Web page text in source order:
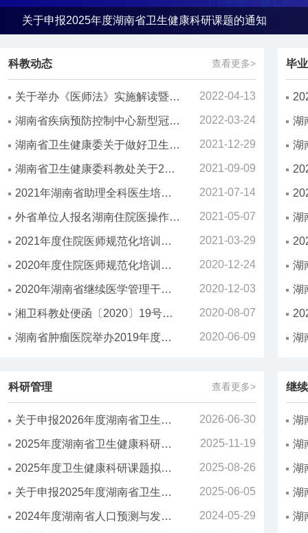
关于申报2025年度湖南省卫生健康科研课题的通知
科教动态 查看更多>
关于举办《医师法》实施解读暨医疗风险管理和防控线上培训班的通知 2022-04-13
湖南省疾病预防控制中心新型冠状病毒mRNA疫苗临床研究志愿者招募 2022-03-24
湖南省卫生健康委关于做好卫生技术人员继续医学教育工作的通知 2021-12-29
湖南省卫生健康委科教处关于2021年住院医师规范化培训和助理全科医生培训结业考核加试的通知 2021-09-09
2021年湖南省助理全科医生培训结业考核合格人员名单公布 2021-07-14
外省单位人报名湖南住院医操作须知 2021-05-07
2021年度住院医师规范化培训重点专业基地候选名单公示（3.29） 2021-03-29
2020年度住院医师规范化培训第三批补录招收工作通知 2020-12-24
2020年湖南省继续医学管理干部培训班 暨湖南卫生健康科教信息平台培训班顺利召开 2020-12-03
湘卫科教处便函〔2020〕19号湖南省卫生健康委科教处关于申报2021年度国家级和省级继续医学教育项目的通知 2020-08-07
湖南省肿瘤医院举办2019年度科技表彰奖励大会 2020-06-09
毕
科研管理 查看更多>
关于申报2026年度湖南省卫生健康科研课题的通知 2026-06-30
2025年度湖南省卫生健康科研课题省医学会支持项目拟立项项目的公示（公示结束） 2025-11-19
2025年度卫生健康科研课题拟立项项目的公示（公示结束） 2025-08-26
关于申报2025年度湖南省卫生健康科研课题的通知 2025-06-05
2024年度湖南省人口预测与发展研究课题拟立项项目的公示（公示结束） 2024-05-29
继